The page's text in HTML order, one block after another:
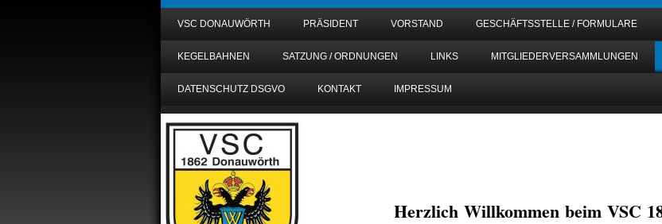
VSC DONAUWÖRTH PRÄSIDENT VORSTAND GESCHÄFTSSTELLE / FORMULARE
KEGELBAHNEN SATZUNG / ORDNUNGEN LINKS MITGLIEDERVERSAMMLUNGEN
DATENSCHUTZ DSGVO KONTAKT IMPRESSUM
Herzlich Willkommen beim VSC